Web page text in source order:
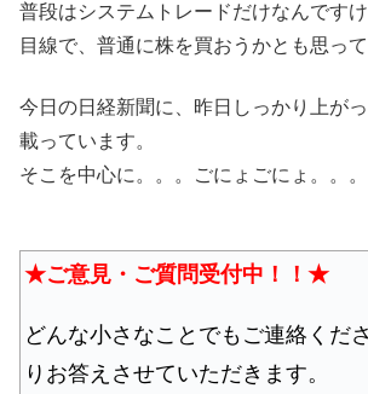
普段はシステムトレードだけなんです
目線で、普通に株を買おうかとも思って
今日の日経新聞に、昨日しっかり上が
載っています。
そこを中心に。。。ごにょごにょ。。。
★ご意見・ご質問受付中！！★
どんな小さなことでもご連絡くだ
りお答えさせていただきます。